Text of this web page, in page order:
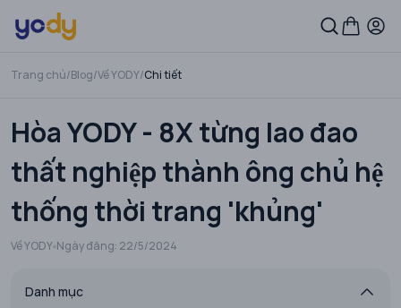
Trang chủ/Blog/Về YODY/Chi tiết
Hòa YODY - 8X từng lao đao
thất nghiệp thành ông chủ hệ
thống thời trang 'khủng'
Về YODY Ngày đăng: 22/5/2024
Danh mục